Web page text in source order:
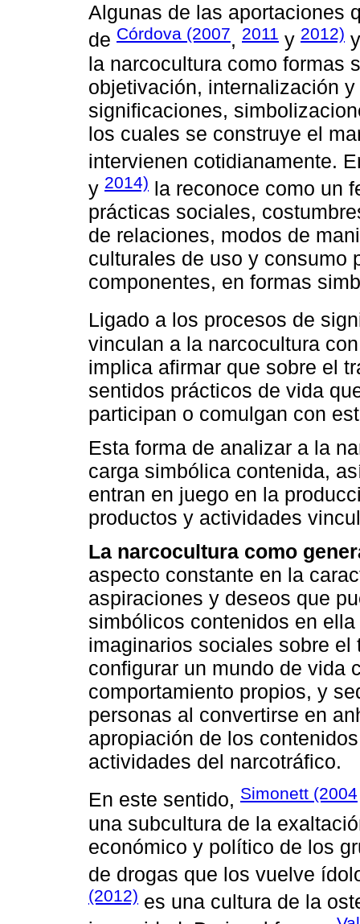
Algunas de las aportaciones
de Córdova (2007, 2011 y 2012)
la narcocultura como formas
objetivación, internalización
significaciones,
los cuales se construye el
intervienen cotidianamente.
y 2014) la reconoce como un
prácticas sociales,
de relaciones, modos de
culturales de uso y consumo
componentes, en formas
Ligado a los procesos de
vinculan a la narcocultura
implica afirmar que sobre el
sentidos prácticos de vida
participan o comulgan con
Esta forma de analizar a la
carga simbólica contenida,
entran en juego en la
productos y actividades
La narcocultura como
aspecto constante en la
aspiraciones y deseos que
simbólicos contenidos en
imaginarios sociales sobre
configurar un mundo de vida
comportamiento propios, y
personas al convertirse en
apropiación de los
actividades del narcotráfico.
En este sentido, Simonett (2004
una subcultura de la
económico y político de los
de drogas que los vuelve
(2012) es una cultura de la